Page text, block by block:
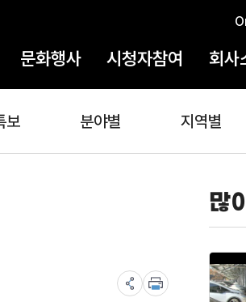
문화행사 시청자참여 회사
보 분야별 지역별
많